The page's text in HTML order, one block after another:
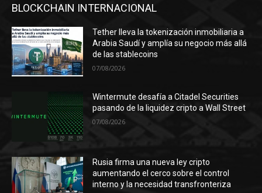
BLOCKCHAIN INTERNACIONAL
Tether lleva la tokenización inmobiliaria a
Arabia Saudí y amplía su negocio más allá
de las stablecoins
07/08/2026
Wintermute desafía a Citadel Securities
pasando de la liquidez cripto a Wall Street
07/08/2026
Rusia firma una nueva ley cripto
aumentando el cerco sobre el control
interno y la necesidad transfronteriza